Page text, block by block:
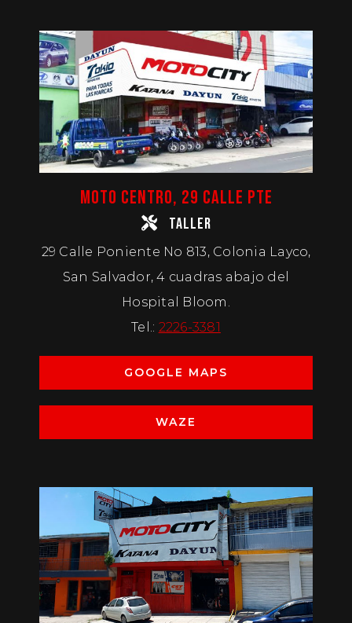
MOTO CENTRO, 29 CALLE PTE
TALLER
29 Calle Poniente No 813, Colonia Layco,
San Salvador, 4 cuadras abajo del
Hospital Bloom.
Tel.: 2226-3381
GOOGLE MAPS
WAZE